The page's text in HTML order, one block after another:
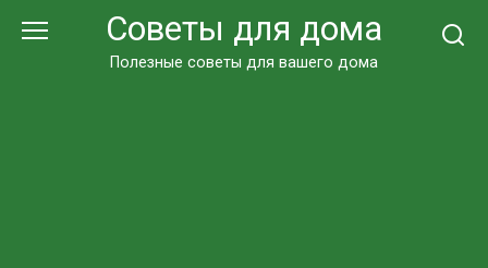
Советы для дома
Полезные советы для вашего дома